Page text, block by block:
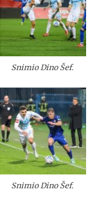
Snimio Dino Šef.
Snimio Dino Šef.